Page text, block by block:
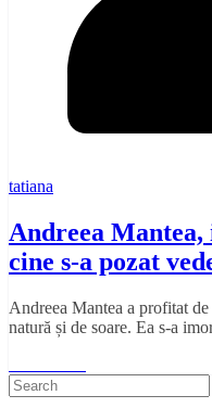
tatiana
Andreea
cine s-a pozat
Andreea Mantea a profitat
natură și de soare. Ea s-a